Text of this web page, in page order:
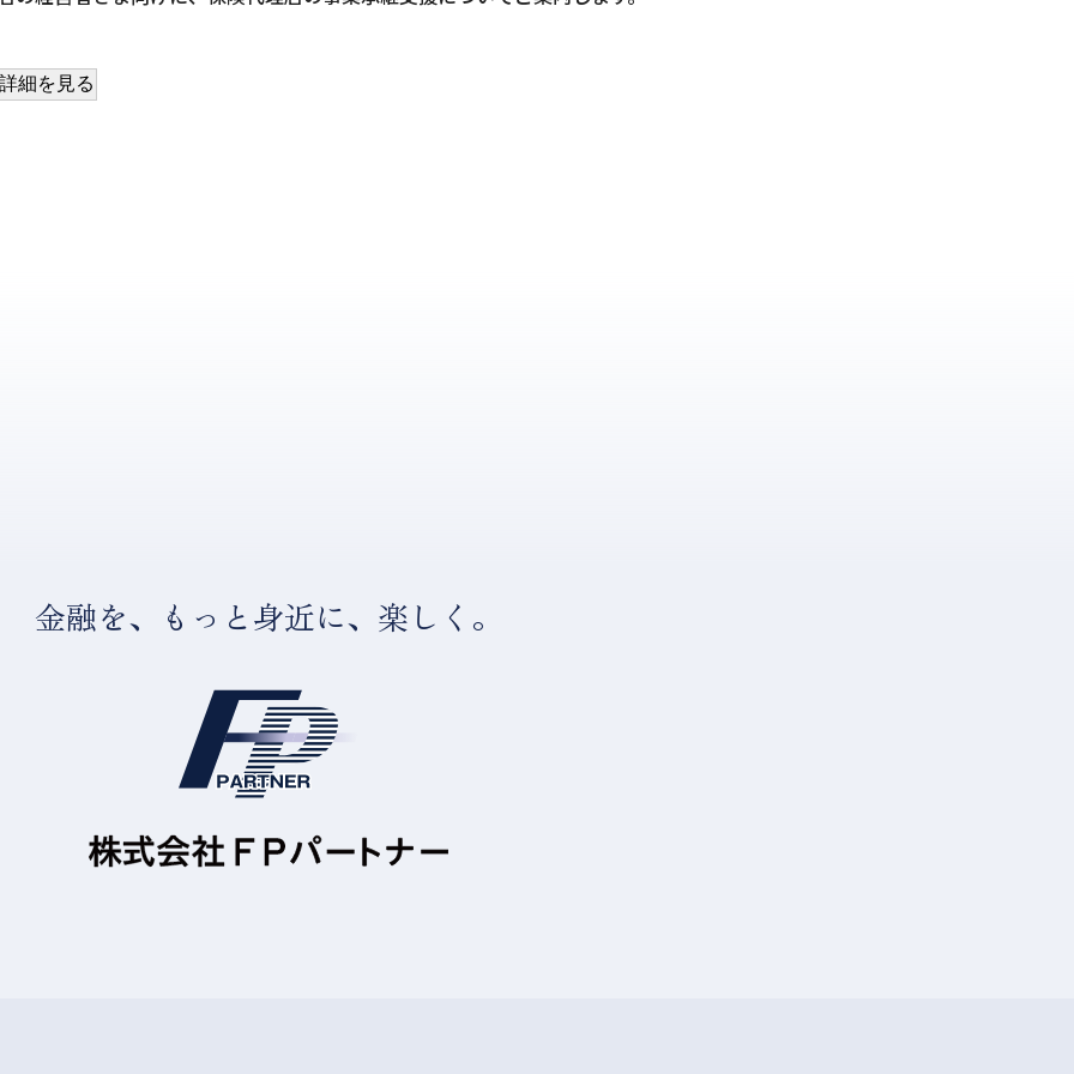
細を見る
金融を、もっと身近に、楽しく。